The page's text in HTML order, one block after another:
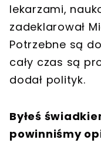
lekarzami,
zadeklarował
Potrzebne są
cały czas są
dodał polityk.
Byłeś
powinniśmy